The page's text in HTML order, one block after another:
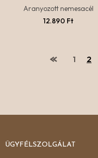
Aranyozott nemesacél
12.890 Ft
1 2
ÜGYFÉLSZOLGÁLAT